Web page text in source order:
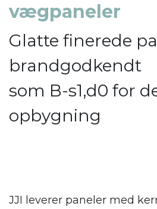
vægpaneler
Glatte finerede
brandgodkendt
som B-s1,d0 for
opbygning
JJI leverer paneler med